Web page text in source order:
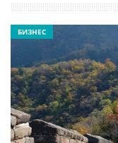
БИЗНЕС